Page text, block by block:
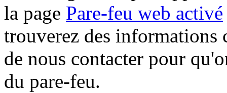
la page Pare-feu web activé
trouverez des informations
de nous contacter pour
du pare-feu.